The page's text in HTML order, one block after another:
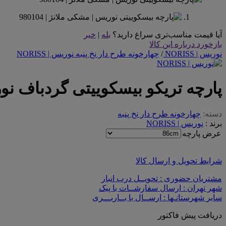
آیا قیمت مناسب‌تری سراغ دارید؟ بله | خیر
بازخورد درباره این کالا
نوریس | NORISS
/ چهارخونه طرح دار نخ پنبه نوریس | NORISS
پارچه تریکو بیسکوییتی گردباف
دسته: چهارخونه طرح دار نخ پنبه
برند : نوریس | NORISS
عرض پارچه
شرایط تحویل و ارسال کالا
مشتریان حضوری : تحویــل درب انبار
شهر تهران : ارسال سفارشــات با پیک
سایر شهرستانـها : ارســال با بــاربـــری
دریافت پیش فاکتور